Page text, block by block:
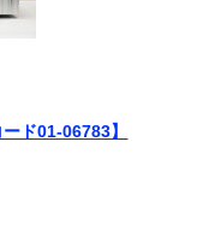
ド01-06783】